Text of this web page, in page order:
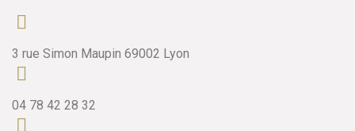
3 rue Simon Maupin 69002 Lyon
04 78 42 28 32